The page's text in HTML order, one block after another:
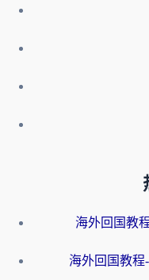
海外回国教
海外回国教程